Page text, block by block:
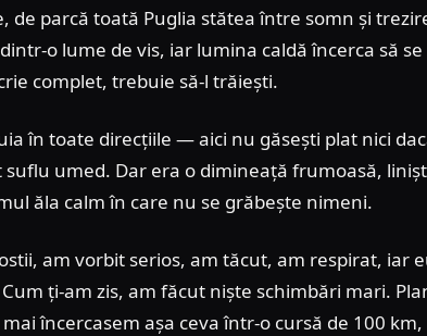
de parcă toată Puglia stătea între somn și
o lume de vis, iar lumina caldă încerca să
complet, trebuie să-l trăiești.
în toate direcțiile — aici nu găsești plat nici
suflu umed. Dar era o dimineață frumoasă,
ăla calm în care nu se grăbește nimeni.
am vorbit serios, am tăcut, am respirat, iar
ți-am zis, am făcut niște schimbări mari.
încercasem așa ceva într-o cursă de 100